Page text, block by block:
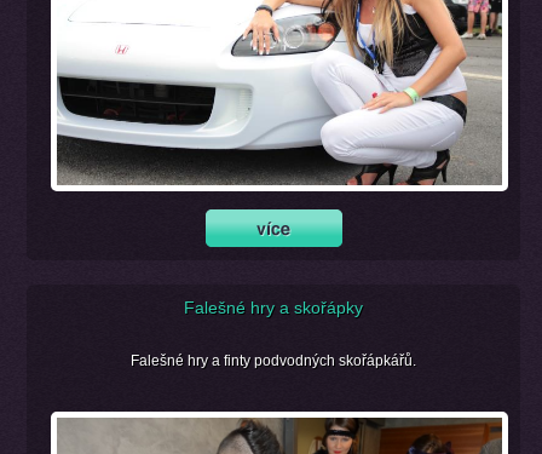
Falešné hry a skořápky
Falešné hry a finty podvodných skořápkářů.